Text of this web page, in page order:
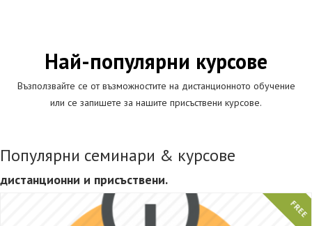
Най-популярни курсове
Възползвайте се от възможностите на дистанционното обучение
или се запишете за нашите присъствени курсове.
Популярни семинари & курсове
дистанционни и присъствени.
FREE